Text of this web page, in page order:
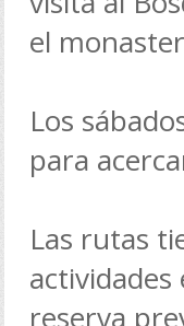
el
Los
para
Las rutas
reserva